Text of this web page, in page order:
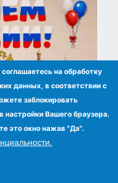
на обработку
данных, в соответствии с
заблокировать
настройки Вашего браузера.
это окно нажав "Да".